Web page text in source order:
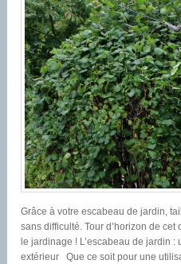
Grâce à votre escabeau de jardin,
sans difficulté. Tour d’horizon de
le jardinage ! L’escabeau de jardin
extérieur Que ce soit pour une